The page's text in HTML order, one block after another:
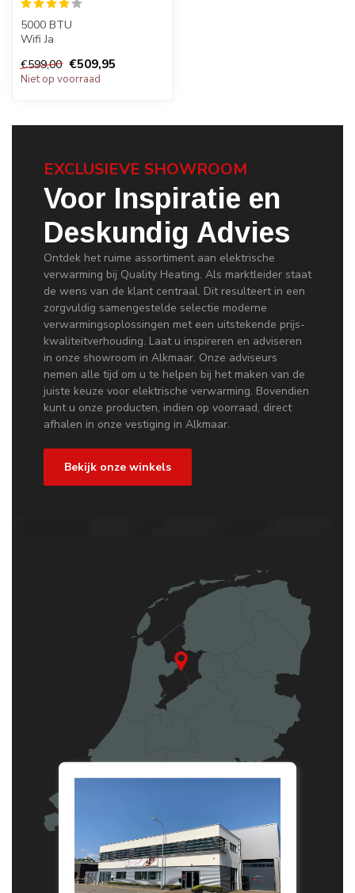
5000 BTU
Wifi Ja
€599,00 €509,95
Niet op voorraad
EXCLUSIEVE SHOWROOM
Voor Inspiratie en
Deskundig Advies
Ontdek het ruime assortiment aan elektrische
verwarming bij Quality Heating. Als marktleider staat
de wens van de klant centraal. Dit resulteert in een
zorgvuldig samengestelde selectie moderne
verwarmingsoplossingen met een uitstekende prijs-
kwaliteitverhouding. Laat u inspireren en adviseren
in onze showroom in Alkmaar. Onze adviseurs
nemen alle tijd om u te helpen bij het maken van de
juiste keuze voor elektrische verwarming. Bovendien
kunt u onze producten, indien op voorraad, direct
afhalen in onze vestiging in Alkmaar.
Bekijk onze winkels